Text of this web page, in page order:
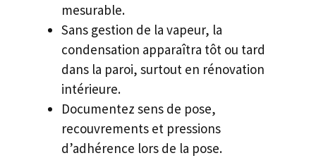
mesurable.
Sans gestion de la vapeur, la
condensation apparaîtra tôt ou tard
dans la paroi, surtout en rénovation
intérieure.
Documentez sens de pose,
recouvrements et pressions
d’adhérence lors de la pose.